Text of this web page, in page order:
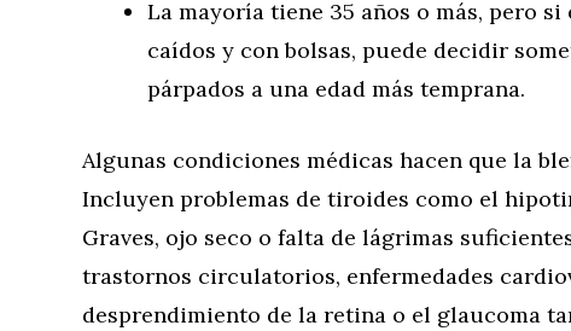
La mayoría tiene 35 años o más, pero
caídos y con bolsas, puede decidir
párpados a una edad más temprana.
Algunas condiciones médicas hacen que la
Incluyen problemas de tiroides como el
Graves, ojo seco o falta de lágrimas
trastornos circulatorios, enfermedades
desprendimiento de la retina o el glaucoma